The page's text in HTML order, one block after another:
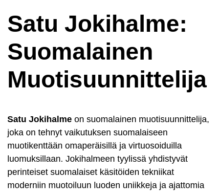
Satu Jokihalme:
Suomalainen
Muotisuunnittelija
Satu Jokihalme on suomalainen muotisuunnittelija,
joka on tehnyt vaikutuksen suomalaiseen
muotikenttään omaperäisillä ja virtuosoiduilla
luomuksillaan. Jokihalmeen tyylissä yhdistyvät
perinteiset suomalaiset käsitöiden tekniikat
moderniin muotoiluun luoden uniikkeja ja ajattomia